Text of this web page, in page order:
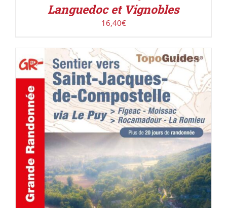
Languedoc et Vignobles
16,40€
AJOUTER AU PANIER / DÉTAILS